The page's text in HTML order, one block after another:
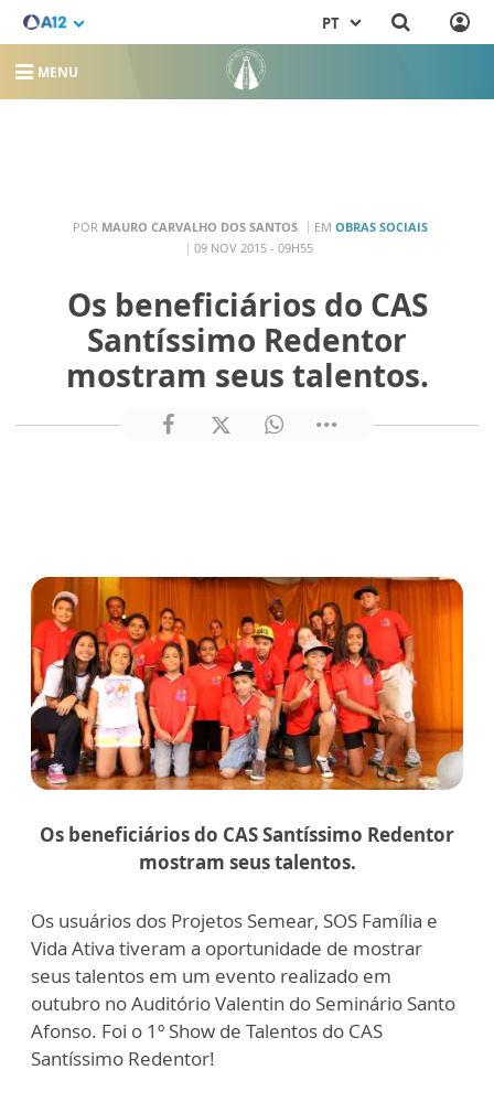
PT
MENU
POR MAURO CARVALHO DOS SANTOS EM OBRAS SOCIAIS
09 NOV 2015 - 09H55
Os beneficiários do CAS
Santíssimo Redentor
mostram seus talentos.
Os beneficiários do CAS Santíssimo Redentor
mostram seus talentos.
Os usuários dos Projetos Semear, SOS Família e
Vida Ativa tiveram a oportunidade de mostrar
seus talentos em um evento realizado em
outubro no Auditório Valentin do Seminário Santo
Afonso. Foi o 1º Show de Talentos do CAS
Santíssimo Redentor!